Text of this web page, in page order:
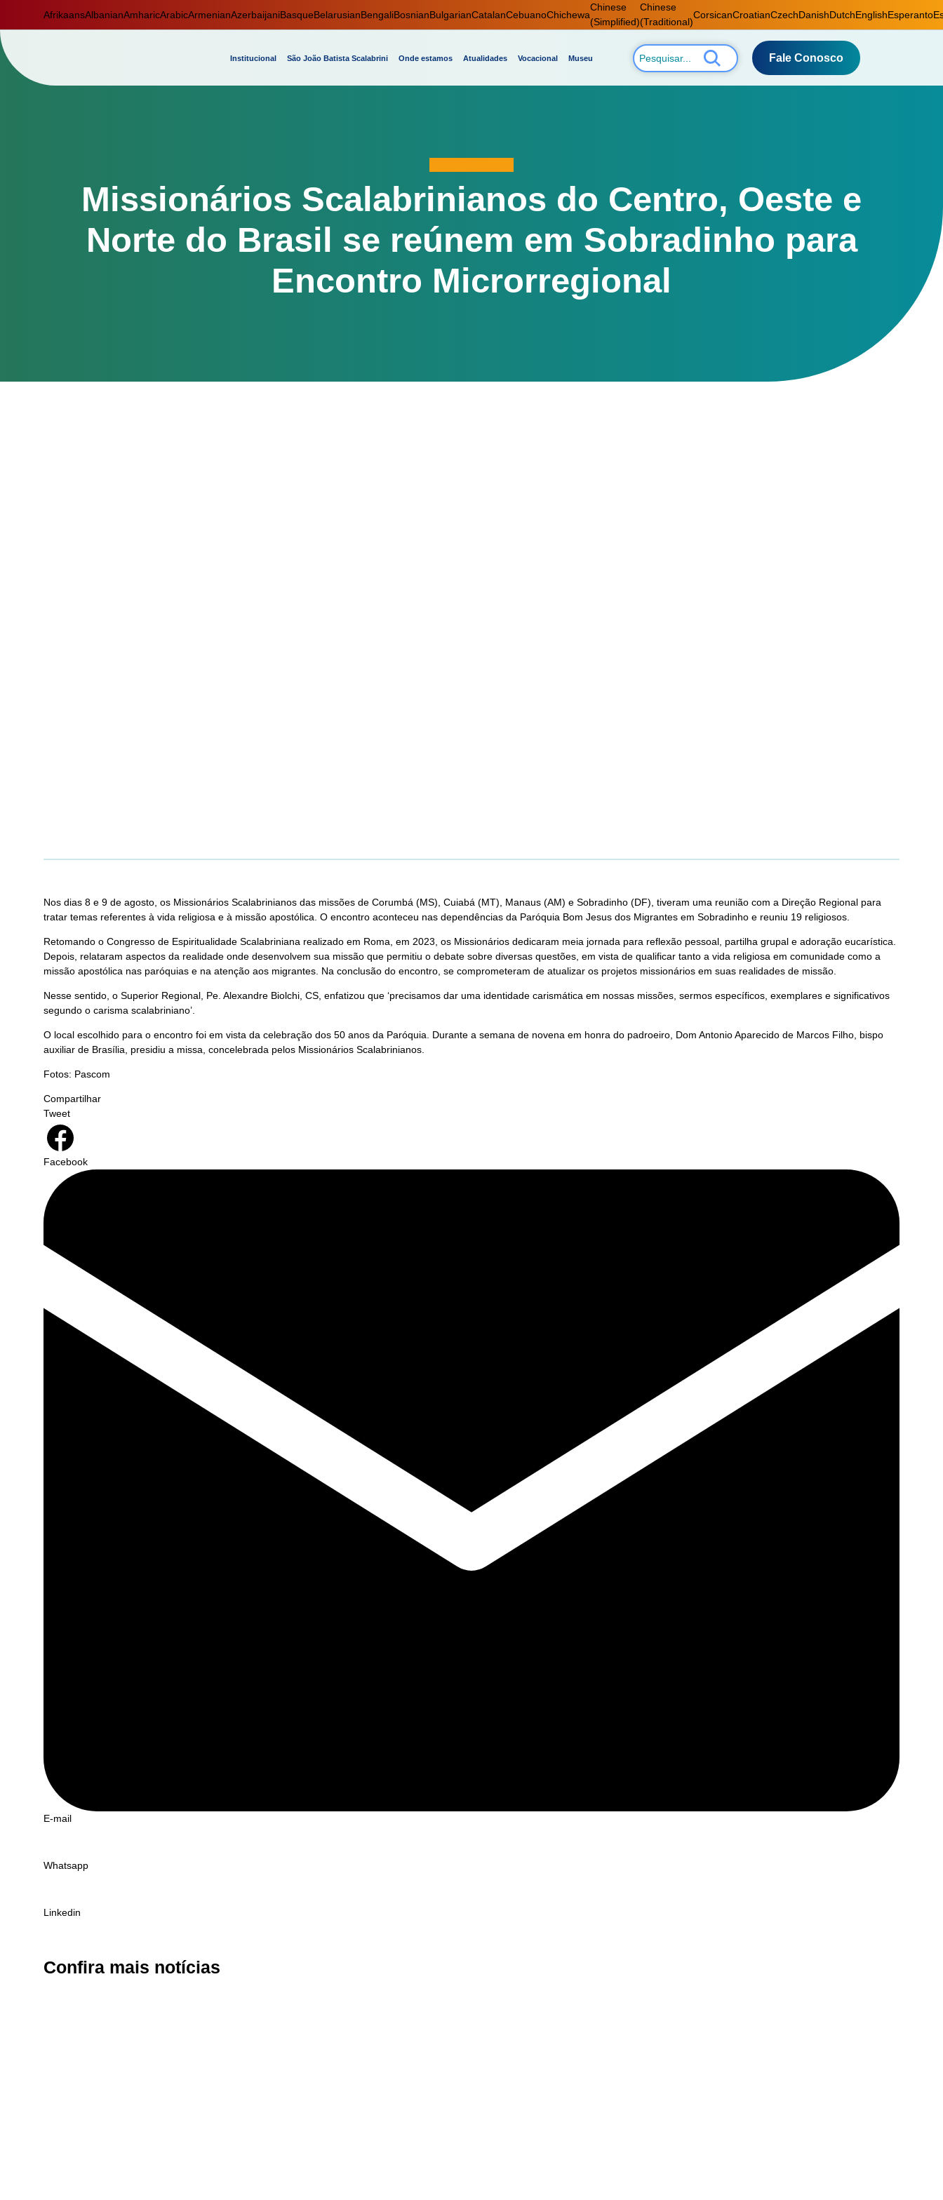
AfrikaansAlbanianAmharicArabicArmenianAzerbaijaniBasqueBelarusianBengaliBosnianBulgarianCatalanCebuanoChichewa
Chinese
(Simplified)
Chinese
(Traditional)
CorsicanCroatianCzechDanishDutchEnglishEsperanto
Institucional São João Batista Scalabrini Onde estamos Atualidades Vocacional Museu Fale Conosco
Missionários Scalabrinianos do Centro, Oeste e
Norte do Brasil se reúnem em Sobradinho para
Encontro Microrregional
Nos dias 8 e 9 de agosto, os Missionários Scalabrinianos das missões de Corumbá (MS), Cuiabá (MT), Manaus (AM) e Sobradinho (DF), tiveram uma reunião com a Direção Regional para
tratar temas referentes à vida religiosa e à missão apostólica. O encontro aconteceu nas dependências da Paróquia Bom Jesus dos Migrantes em Sobradinho e reuniu 19 religiosos.
Retomando o Congresso de Espiritualidade Scalabriniana realizado em Roma, em 2023, os Missionários dedicaram meia jornada para reflexão pessoal, partilha grupal e adoração eucarística.
Depois, relataram aspectos da realidade onde desenvolvem sua missão que permitiu o debate sobre diversas questões, em vista de qualificar tanto a vida religiosa em comunidade como a
missão apostólica nas paróquias e na atenção aos migrantes. Na conclusão do encontro, se comprometeram de atualizar os projetos missionários em suas realidades de missão.
Nesse sentido, o Superior Regional, Pe. Alexandre Biolchi, CS, enfatizou que ‘precisamos dar uma identidade carismática em nossas missões, sermos específicos, exemplares e significativos
segundo o carisma scalabriniano’.
O local escolhido para o encontro foi em vista da celebração dos 50 anos da Paróquia. Durante a semana de novena em honra do padroeiro, Dom Antonio Aparecido de Marcos Filho, bispo
auxiliar de Brasília, presidiu a missa, concelebrada pelos Missionários Scalabrinianos.
Fotos: Pascom
Compartilhar
Tweet
Facebook
E-mail
Whatsapp
Linkedin
Confira mais notícias